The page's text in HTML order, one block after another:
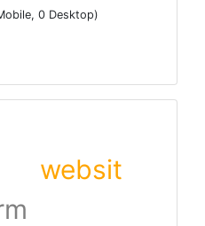
obile, 0 Desktop)
websit